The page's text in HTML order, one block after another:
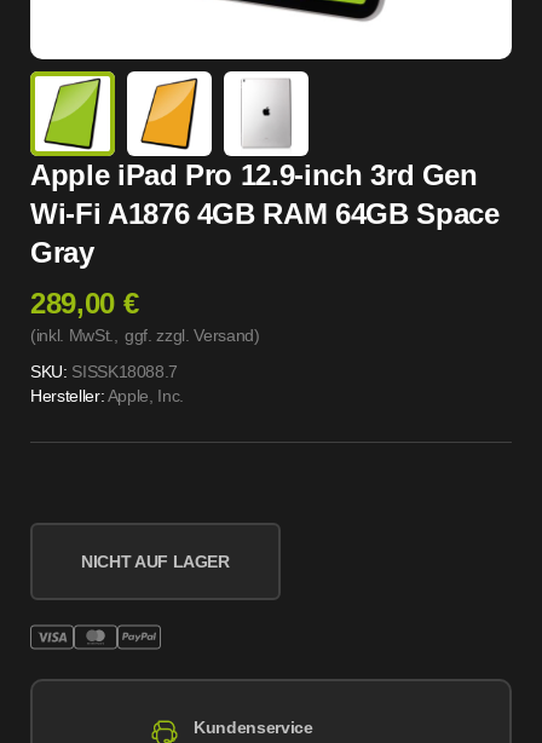
Apple iPad Pro 12.9-inch 3rd Gen
Wi-Fi A1876 4GB RAM 64GB Space
Gray
289,00 €
(inkl. MwSt., ggf. zzgl. Versand)
SKU: SISSK18088.7
Hersteller:Apple, Inc.
NICHT AUF LAGER
Kundenservice